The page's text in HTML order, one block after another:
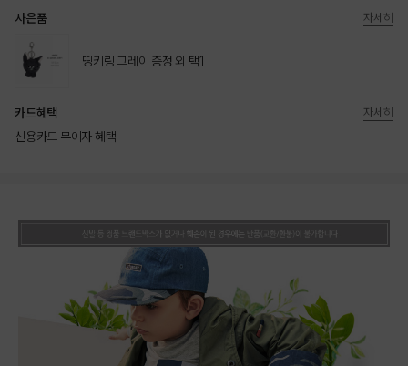
사은품
띵키링 그레이 증정 외 택1
자세히
카드혜택
신용카드 무이자 혜택
자세히